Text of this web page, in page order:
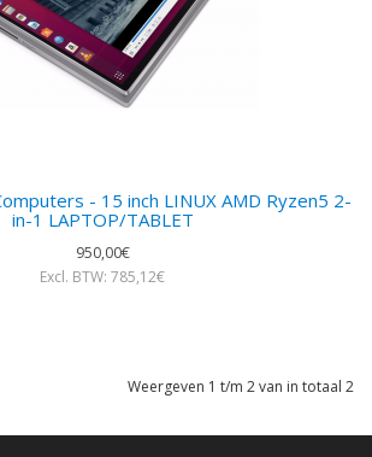
- 15 inch LINUX AMD Ryzen5 2-
in-1 LAPTOP/TABLET
950,00€
Excl. BTW: 785,12€
Weergeven 1 t/m 2 van in totaal 2